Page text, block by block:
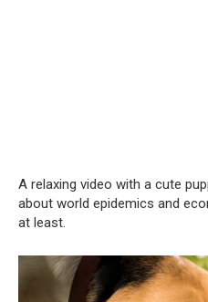
A relaxing video with a cute
about world epidemics and
at least.